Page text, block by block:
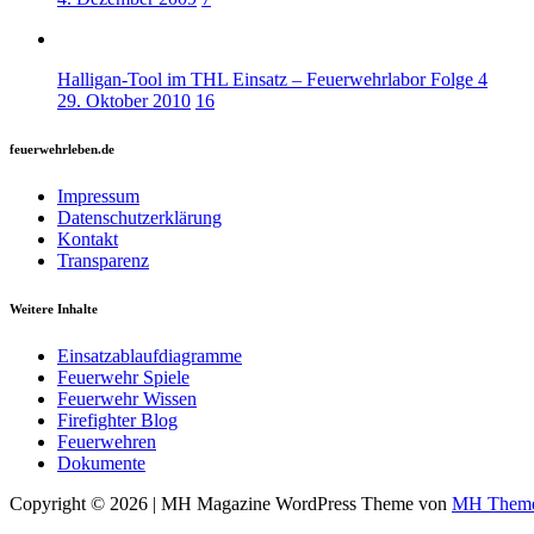
Halligan-Tool im THL Einsatz – Feuerwehrlabor Folge 4
29. Oktober 2010 16
feuerwehrleben.de
Impressum
Datenschutzerklärung
Kontakt
Transparenz
Weitere Inhalte
Einsatzablaufdiagramme
Feuerwehr Spiele
Feuerwehr Wissen
Firefighter Blog
Feuerwehren
Dokumente
Copyright © 2026 | MH Magazine WordPress Theme von MH